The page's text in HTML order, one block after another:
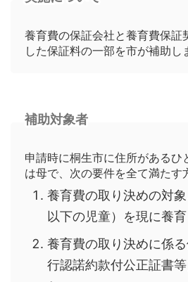
養育費の保証会社と養育費保証
した保証料の一部を市が補助し
補助対象者
申請時に桐生市に住所があるひ
は母で、次の要件を全て満たす
養育費の取り決めの対
以下の児童）を現に養育
養育費の取り決めに係
行認諾約款付公正証書